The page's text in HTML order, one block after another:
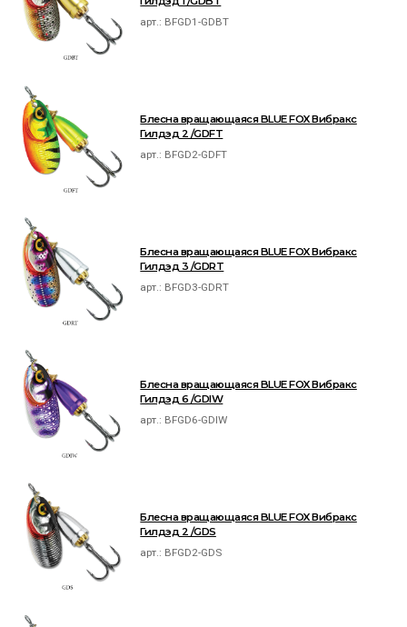
арт.: BFGD1-GDBT
Блесна вращающаяся BLUE FOX Вибракс
Гилдэд 2 /GDFT
арт.: BFGD2-GDFT
Блесна вращающаяся BLUE FOX Вибракс
Гилдэд 3 /GDRT
арт.: BFGD3-GDRT
Блесна вращающаяся BLUE FOX Вибракс
Гилдэд 6 /GDIW
арт.: BFGD6-GDIW
Блесна вращающаяся BLUE FOX Вибракс
Гилдэд 2 /GDS
арт.: BFGD2-GDS